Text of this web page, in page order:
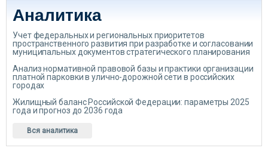
Аналитика
Учет федеральных и региональных приоритетов
пространственного развития при разработке и согласовании
муниципальных документов стратегического планирования
Анализ нормативной правовой базы и практики организации
платной парковки в улично-дорожной сети в российских
городах
Жилищный баланс Российской Федерации: параметры 2025
года и прогноз до 2036 года
Вся аналитика